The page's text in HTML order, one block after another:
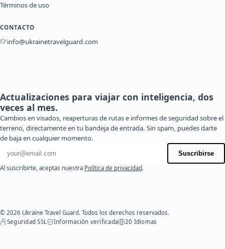
Términos de uso
CONTACTO
info@ukrainetravelguard.com
Actualizaciones para viajar con inteligencia, dos
veces al mes.
Cambios en visados, reaperturas de rutas e informes de seguridad sobre el
terreno, directamente en tu bandeja de entrada. Sin spam, puedes darte
de baja en cualquier momento.
Dirección de correo electrónico
Suscribirse
Al suscribirte, aceptas nuestra Política de privacidad.
© 2026 Ukraine Travel Guard. Todos los derechos reservados.
Seguridad SSL
Información verificada 20 Idiomas